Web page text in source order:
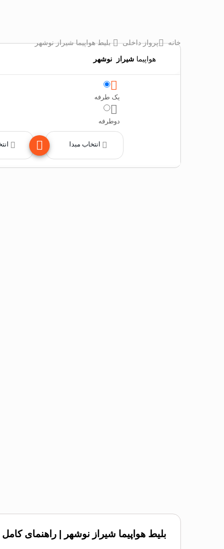
خانه پرواز داخلی
بلیط هواپیما شیراز نوشهر
هواپیما شیراز نوشهر
یک طرفه
دوطرفه
انتخاب مبدا
بلیط هواپیما شیراز نوشهر | راهنمای